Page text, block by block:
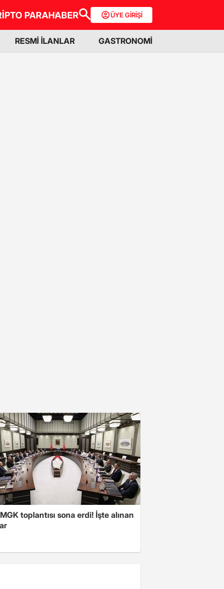
PARAHABER ÜYE GİRİŞİ
RESMİ İLANLAR GASTRONOMİ
toplantısı sona erdi! İşte alınan